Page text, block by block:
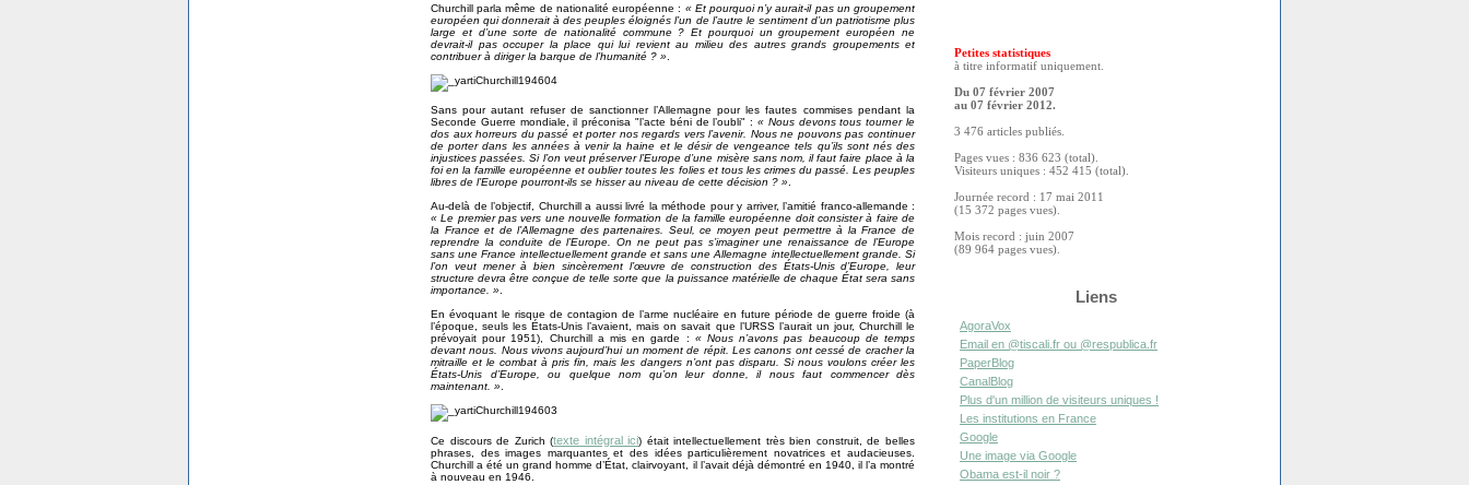
Churchill parla même de nationalité européenne : « Et pourquoi n’y aurait-il pas un groupement
européen qui donnerait à des peuples éloignés l’un de l’autre le sentiment d’un patriotisme plus
large et d’une sorte de nationalité commune ? Et pourquoi un groupement européen ne
devrait-il pas occuper la place qui lui revient au milieu des autres grands groupements et
contribuer à diriger la barque de l’humanité ? »
Sans pour autant refuser de sanctionner l’Allemagne pour les fautes commises pendant la
Seconde Guerre mondiale, il préconisa "l’acte béni de l’oubli" : « Nous devons tous tourner le
dos aux horreurs du passé et porter nos regards vers l’avenir. Nous ne pouvons pas continuer
de porter dans les années à venir la haine et le désir de vengeance tels qu’ils sont nés des
injustices passées. Si l’on veut préserver l’Europe d’une misère sans nom, il faut faire place à la
foi en la famille européenne et oublier toutes les folies et tous les crimes du passé. Les peuples
libres de l’Europe pourront-ils se hisser au niveau de cette décision ? »
Au-delà de l’objectif, Churchill a aussi livré la méthode pour y arriver, l’amitié franco-allemande :
« Le premier pas vers une nouvelle formation de la famille européenne doit consister à faire de
la France et de l’Allemagne des partenaires. Seul, ce moyen peut permettre à la France de
reprendre la conduite de l’Europe. On ne peut pas s’imaginer une renaissance de l’Europe
sans une France intellectuellement grande et sans une Allemagne intellectuellement grande. Si
l’on veut mener à bien sincèrement l’œuvre de construction des États-Unis d’Europe, leur
structure devra être conçue de telle sorte que la puissance matérielle de chaque État sera sans
importance. »
En évoquant le risque de contagion de l’arme nucléaire en future période de guerre froide (à
l’époque, seuls les États-Unis l’avaient, mais on savait que l’URSS l’aurait un jour, Churchill le
prévoyait pour 1951), Churchill a mis en garde : « Nous n’avons pas beaucoup de temps
devant nous. Nous vivons aujourd’hui un moment de répit. Les canons ont cessé de cracher la
mitraille et le combat à pris fin, mais les dangers n’ont pas disparu. Si nous voulons créer les
États-Unis d’Europe, ou quelque nom qu’on leur donne, il nous faut commencer dès
maintenant. »
Ce discours de Zurich (texte intégral ici) était intellectuellement très bien construit, de belles
phrases, des images marquantes et des idées particulièrement novatrices et audacieuses.
Churchill a été un grand homme d’État, clairvoyant, il l’avait déjà démontré en 1940, il l’a montré
à nouveau en 1946.
Petites statistiques
à titre informatif uniquement.
Du 07 février 2007
au 07 février 2012.
3 476 articles publiés.
Pages vues : 836 623 (total).
Visiteurs uniques : 452 415 (total).
Journée record : 17 mai 2011
(15 372 pages vues).
Mois record : juin 2007
(89 964 pages vues).
Liens
AgoraVox
Email en @tiscali.fr ou @respublica.fr
PaperBlog
CanalBlog
Plus d'un million de visiteurs uniques !
Les institutions en France
Google
Une image via Google
Obama est-il noir ?